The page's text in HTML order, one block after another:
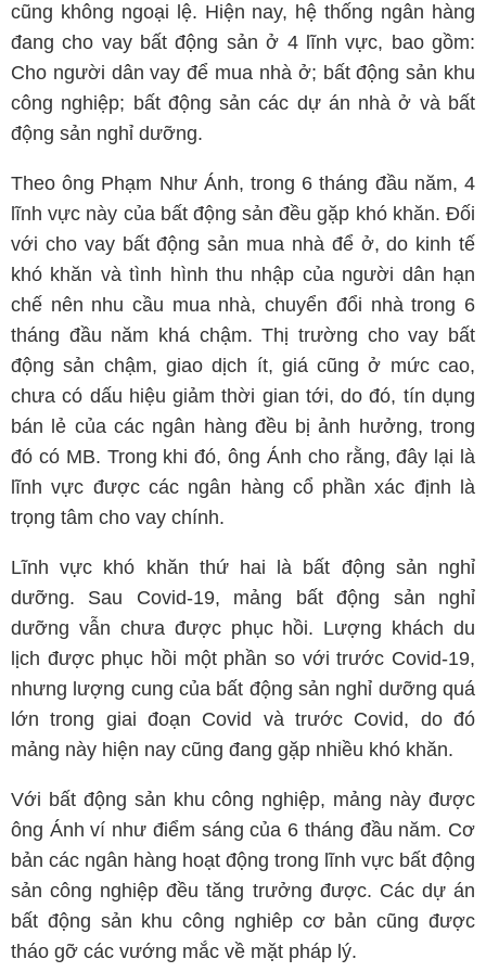
cũng không ngoại lệ. Hiện nay, hệ thống ngân hàng
đang cho vay bất động sản ở 4 lĩnh vực, bao gồm:
Cho người dân vay để mua nhà ở; bất động sản khu
công nghiệp; bất động sản các dự án nhà ở và bất
động sản nghỉ dưỡng.
Theo ông Phạm Như Ánh, trong 6 tháng đầu năm, 4
lĩnh vực này của bất động sản đều gặp khó khăn. Đối
với cho vay bất động sản mua nhà để ở, do kinh tế
khó khăn và tình hình thu nhập của người dân hạn
chế nên nhu cầu mua nhà, chuyển đổi nhà trong 6
tháng đầu năm khá chậm. Thị trường cho vay bất
động sản chậm, giao dịch ít, giá cũng ở mức cao,
chưa có dấu hiệu giảm thời gian tới, do đó, tín dụng
bán lẻ của các ngân hàng đều bị ảnh hưởng, trong
đó có MB. Trong khi đó, ông Ánh cho rằng, đây lại là
lĩnh vực được các ngân hàng cổ phần xác định là
trọng tâm cho vay chính.
Lĩnh vực khó khăn thứ hai là bất động sản nghỉ
dưỡng. Sau Covid-19, mảng bất động sản nghỉ
dưỡng vẫn chưa được phục hồi. Lượng khách du
lịch được phục hồi một phần so với trước Covid-19,
nhưng lượng cung của bất động sản nghỉ dưỡng quá
lớn trong giai đoạn Covid và trước Covid, do đó
mảng này hiện nay cũng đang gặp nhiều khó khăn.
Với bất động sản khu công nghiệp, mảng này được
ông Ánh ví như điểm sáng của 6 tháng đầu năm. Cơ
bản các ngân hàng hoạt động trong lĩnh vực bất động
sản công nghiệp đều tăng trưởng được. Các dự án
bất động sản khu công nghiêp cơ bản cũng được
tháo gỡ các vướng mắc về mặt pháp lý.